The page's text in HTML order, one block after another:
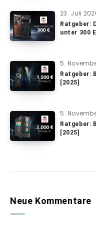
23. Juli
Ratgeber:
unter 300
5.
Ratgeber:
[2025]
5.
Ratgeber:
[2025]
Neue Kommentare